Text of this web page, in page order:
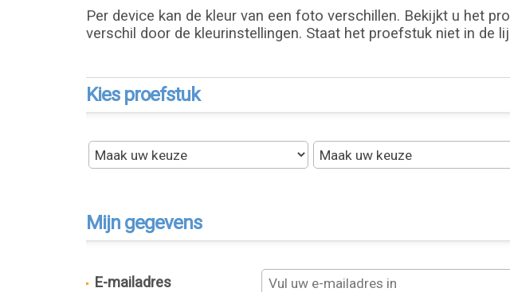
Per device kan de kleur van een foto verschillen. Bekijkt u het
verschil door de kleurinstellingen. Staat het proefstuk niet in de
Kies proefstuk
Mijn gegevens
E-mailadres